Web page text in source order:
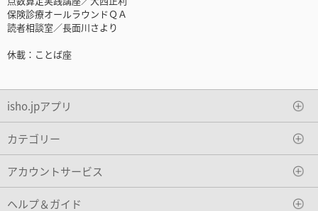
保険診療オールラウンドＱＡ
読者相談室／長面川さより
休載：ことば座
isho.jpアプリ
カテゴリー
アカウントサービス
ヘルプ＆ガイド